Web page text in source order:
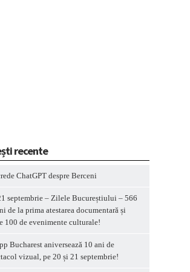
recente
ChatGPT despre Berceni
septembrie – Zilele Bucureștiului – 566
de la prima atestarea documentară și
100 de evenimente culturale!
Bucharest aniversează 10 ani de
vizual, pe 20 și 21 septembrie!